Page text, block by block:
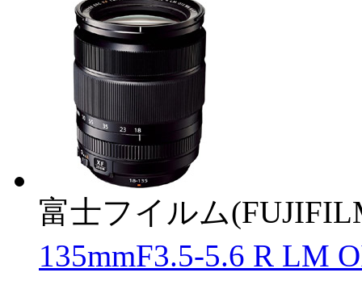
富士フイルム
135mmF3.5-5.6 R LM